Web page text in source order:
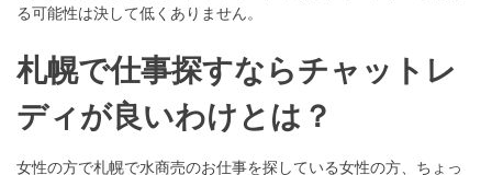
る可能性は決して低くありません。
札幌で仕事探すならチャットレ
ディが良いわけとは？
女性の方で札幌で水商売のお仕事を探している女性の方、ちょっ